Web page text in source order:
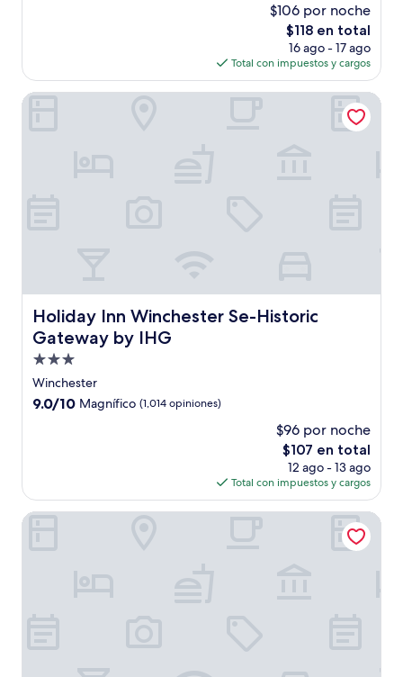
$106 por noche
El
precio
actual
es
de
$118 en total
16 ago - 17 ago
Total con impuestos y cargos
Holiday Inn Winchester Se-Historic
Gateway by IHG
Holiday Inn Winchester Se-Historic Gateway by IHG
Propiedad
de
3.0
Winchester
9.0
9.0/10 Magnífico (1,014 opiniones)
$96 por noche
El
precio
actual
es
de
$107 en total
12 ago - 13 ago
Total con impuestos y cargos
Holiday Inn Winchester Se-Historic Gateway by IHG
Comfort Inn & Suites Winchester